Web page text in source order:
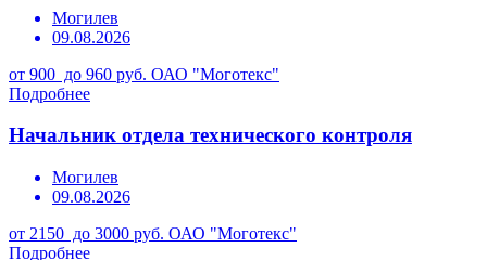
Могилев
09.08.2026
от 900 до 960 руб. ОАО "Моготекс"
Подробнее
Начальник отдела технического контроля
Могилев
09.08.2026
от 2150 до 3000 руб. ОАО "Моготекс"
Подробнее